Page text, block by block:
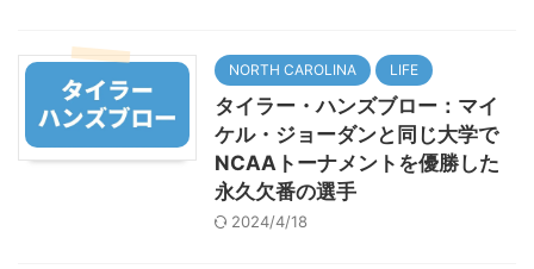
NORTH CAROLINA LIFE
タイラー・ハンズブロー：マイ
ケル・ジョーダンと同じ大学で
NCAAトーナメントを優勝した
永久欠番の選手
2024/4/18